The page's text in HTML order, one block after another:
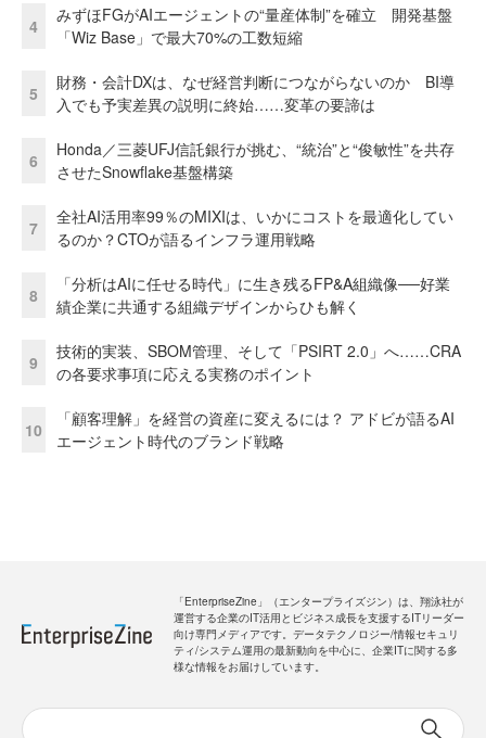
4
みずほFGがAIエージェントの“量産体制”を確立 開発基盤
「Wiz Base」で最大70%の工数短縮
5
財務・会計DXは、なぜ経営判断につながらないのか BI導
入でも予実差異の説明に終始……変革の要諦は
6
Honda／三菱UFJ信託銀行が挑む、“統治”と“俊敏性”を共存
させたSnowflake基盤構築
7
全社AI活用率99％のMIXIは、いかにコストを最適化してい
るのか？CTOが語るインフラ運用戦略
8
「分析はAIに任せる時代」に生き残るFP&A組織像──好業
績企業に共通する組織デザインからひも解く
9
技術的実装、SBOM管理、そして「PSIRT 2.0」へ……CRA
の各要求事項に応える実務のポイント
10
「顧客理解」を経営の資産に変えるには？ アドビが語るAI
エージェント時代のブランド戦略
「EnterpriseZine」（エンタープライズジン）は、翔泳社が
運営する企業のIT活用とビジネス成長を支援するITリーダー
向け専門メディアです。データテクノロジー/情報セキュリ
ティ/システム運用の最新動向を中心に、企業ITに関する多
様な情報をお届けしています。